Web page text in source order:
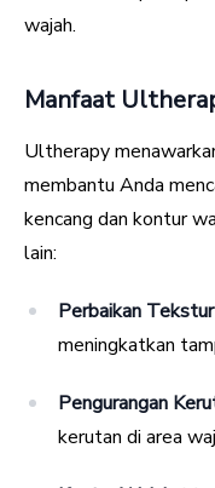
wajah.
Manfaat
Ultherapy
membantu Anda
kencang dan kontur
lain:
Perbaikan
meningkatkan
Pengurangan
kerutan di area